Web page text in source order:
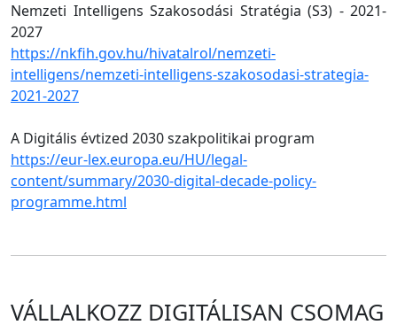
Nemzeti Intelligens Szakosodási Stratégia (S3) - 2021-
2027
https://nkfih.gov.hu/hivatalrol/nemzeti-
intelligens/nemzeti-intelligens-szakosodasi-strategia-
2021-2027
A Digitális évtized 2030 szakpolitikai program
https://eur-lex.europa.eu/HU/legal-
content/summary/2030-digital-decade-policy-
programme.html
VÁLLALKOZZ DIGITÁLISAN CSOMAG